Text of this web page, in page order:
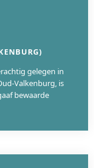
gelegen in
Valkenburg, is
bewaarde